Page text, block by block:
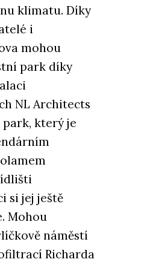
klimatu. Díky
i
mohou
park díky
NL Architects
park, který je
si jej ještě
Mohou
náměstí
Richarda